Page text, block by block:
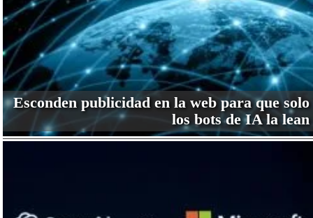
Esconden publicidad en la web para que solo
los bots de IA la lean